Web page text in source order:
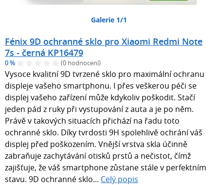
Galerie 1/1
Fénix 9D ochranné sklo pro Xiaomi Redmi Note
7s - černá KP16479
0 % (0 hodnocení)
Vysoce kvalitní 9D tvrzené sklo pro maximální ochranu
displeje vašeho smartphonu. I přes veškerou péči se
displej vašeho zařízení může kdykoliv poškodit. Stačí
jeden pád z ruky při vystupování z auta a je po něm.
Právě v takových situacích přichází na řadu toto
ochranné sklo. Díky tvrdosti 9H spolehlivě ochrání váš
displej před poškozením. Vnější vrstva skla účinně
zabraňuje zachytávání otisků prstů a nečistot, čímž
zajišťuje, že váš smartphone zůstane stále v perfektním
stavu. 9D ochranné sklo... Celý popis